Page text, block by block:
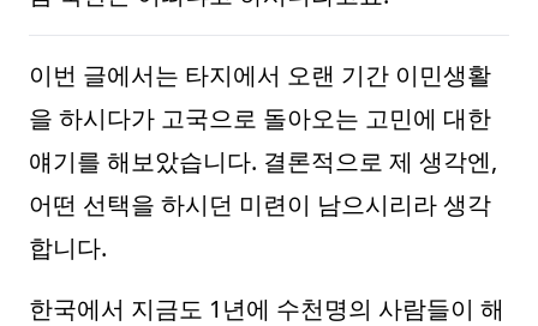
이번 글에서는 타지에서 오랜 기간 이민생활
을 하시다가 고국으로 돌아오는 고민에 대한
얘기를 해보았습니다. 결론적으로 제 생각엔,
어떤 선택을 하시던 미련이 남으시리라 생각
합니다.
한국에서 지금도 1년에 수천명의 사람들이 해